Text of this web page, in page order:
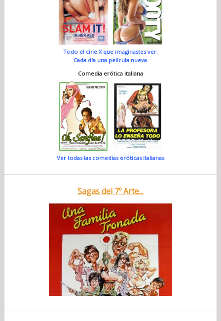
Todo el cine X que imaginastes ver.
Cada día una película nueva
Comedia erótica italiana
Ver todas las comedias eróticas italianas
Sagas del 7º Arte...